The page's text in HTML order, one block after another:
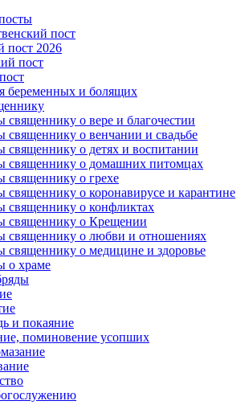
пост
пост 2026
пост
беременных и болящих
священнику о вере и благочестии
священнику о венчании и свадьбе
священнику о детях и воспитании
священнику о домашних питомцах
священнику о грехе
священнику о коронавирусе и карантине
священнику о конфликтах
священнику о Крещении
священнику о любви и отношениях
священнику о медицине и здоровье
о храме
и покаяние
поминовение усопших